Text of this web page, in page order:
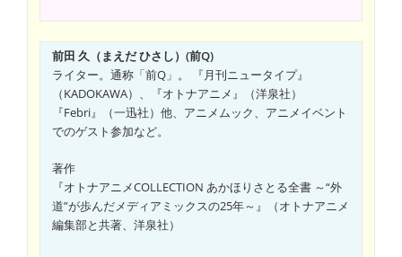
前田 久（まえだ ひさし）(前Q)
ライター。通称「前Q」。 『月刊ニュータイプ』
（KADOKAWA）、『オトナアニメ』（洋泉社）
『Febri』（一迅社）他、アニメムック、アニメイベント
でのゲスト参加など。
著作
『オトナアニメCOLLECTION あかほりさとる全書 ～“外
道”が歩んだメディアミックスの25年～』（オトナアニメ
編集部と共著、洋泉社）